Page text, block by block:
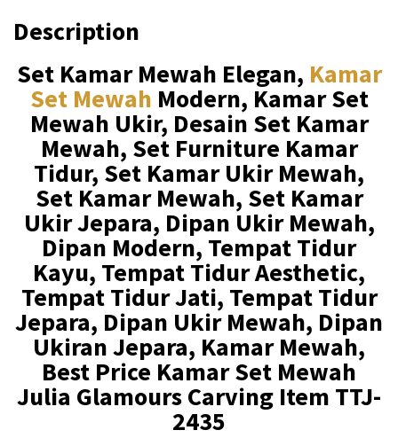
0
0
0
.
.
Description
Set Kamar Mewah Elegan, Kamar
Set Mewah Modern, Kamar Set
Mewah Ukir, Desain Set Kamar
Mewah, Set Furniture Kamar
Tidur, Set Kamar Ukir Mewah,
Set Kamar Mewah, Set Kamar
Ukir Jepara, Dipan Ukir Mewah,
Dipan Modern, Tempat Tidur
Kayu, Tempat Tidur Aesthetic,
Tempat Tidur Jati, Tempat Tidur
Jepara, Dipan Ukir Mewah, Dipan
Ukiran Jepara, Kamar Mewah,
Best Price Kamar Set Mewah
Julia Glamours Carving Item TTJ-
2435